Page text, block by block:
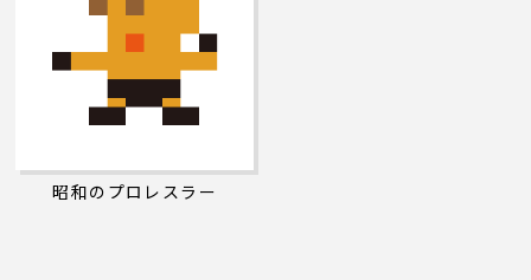
昭和のプロレスラー